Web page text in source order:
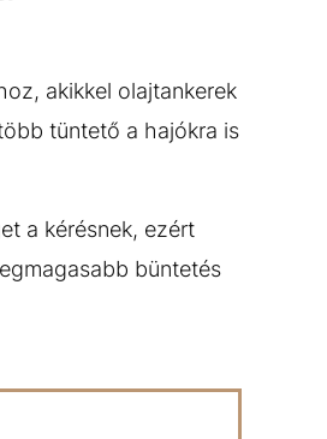
akikkel olajtankerek
tüntető a hajókra is
a kérésnek, ezért
büntetés